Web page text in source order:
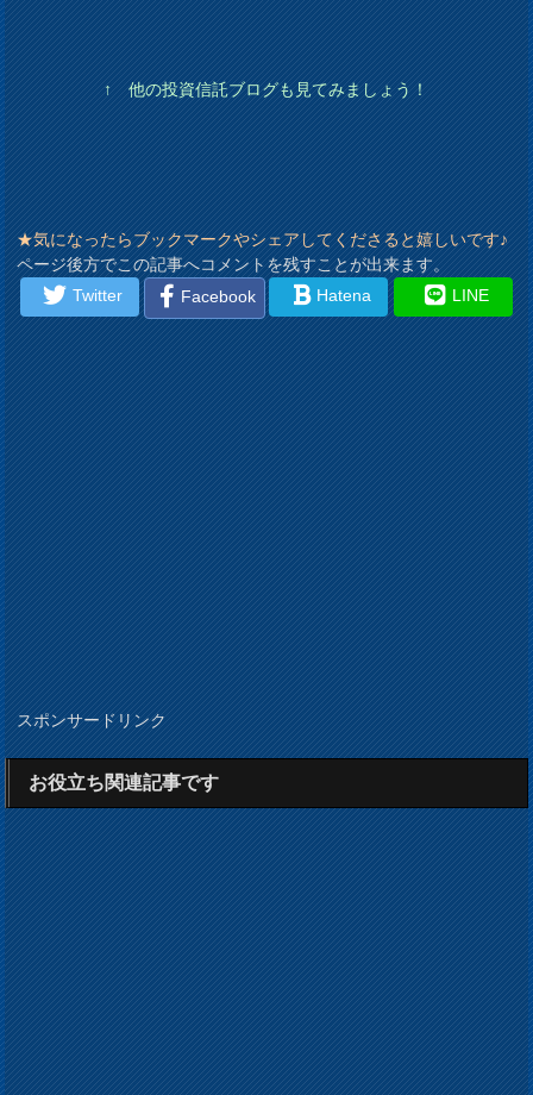
↑ 他の投資信託ブログも見てみましょう！
★気になったらブックマークやシェアしてくださると嬉しいです♪
ページ後方でこの記事へコメントを残すことが出来ます。
Twitter
Facebook Hatena LINE
スポンサードリンク
お役立ち関連記事です